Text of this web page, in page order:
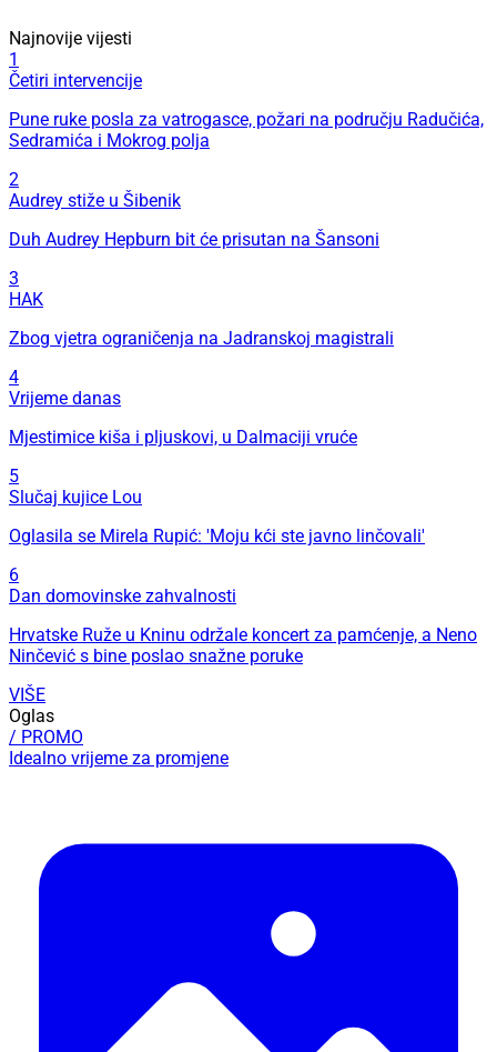
Najnovije vijesti
1
Četiri intervencije
Pune ruke posla za vatrogasce, požari na području Radučića,
Sedramića i Mokrog polja
2
Audrey stiže u Šibenik
Duh Audrey Hepburn bit će prisutan na Šansoni
3
HAK
Zbog vjetra ograničenja na Jadranskoj magistrali
4
Vrijeme danas
Mjestimice kiša i pljuskovi, u Dalmaciji vruće
5
Slučaj kujice Lou
Oglasila se Mirela Rupić: 'Moju kći ste javno linčovali'
6
Dan domovinske zahvalnosti
Hrvatske Ruže u Kninu održale koncert za pamćenje, a Neno
Ninčević s bine poslao snažne poruke
VIŠE
Oglas
/ PROMO
Idealno vrijeme za promjene